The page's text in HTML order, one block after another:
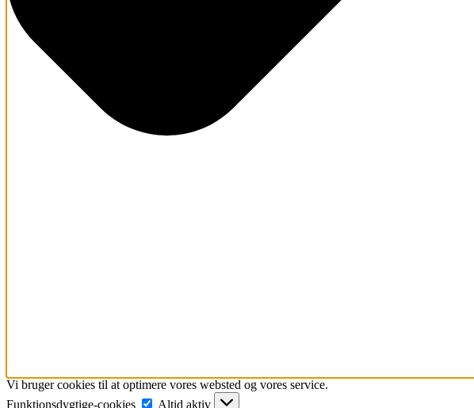
Vi bruger cookies til at optimere vores websted og vores service.
Funktionsdygtige-cookies
Funktionsdygtige-
Altid aktiv